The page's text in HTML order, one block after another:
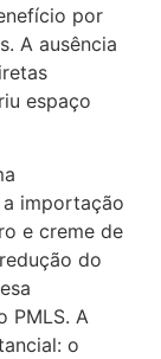
por
A ausência
espaço
importação
e creme de
do
PMLS. A
o